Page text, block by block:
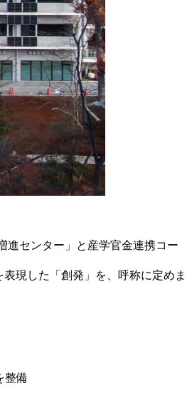
進センター」と産学官金連携コー
現した「創発」を、呼称に定めま
整備